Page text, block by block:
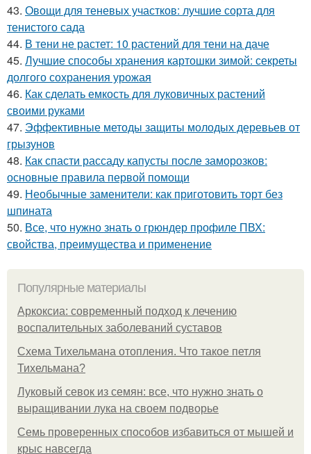
43. Овощи для теневых участков: лучшие сорта для
тенистого сада
44. В тени не растет: 10 растений для тени на даче
45. Лучшие способы хранения картошки зимой: секреты
долгого сохранения урожая
46. Как сделать емкость для луковичных растений
своими руками
47. Эффективные методы защиты молодых деревьев от
грызунов
48. Как спасти рассаду капусты после заморозков:
основные правила первой помощи
49. Необычные заменители: как приготовить торт без
шпината
50. Все, что нужно знать о грюндер профиле ПВХ:
свойства, преимущества и применение
Популярные материалы
Аркоксиа: современный подход к лечению
воспалительных заболеваний суставов
Схема Тихельмана отопления. Что такое петля
Тихельмана?
Луковый севок из семян: все, что нужно знать о
выращивании лука на своем подворье
Семь проверенных способов избавиться от мышей и
крыс навсегда